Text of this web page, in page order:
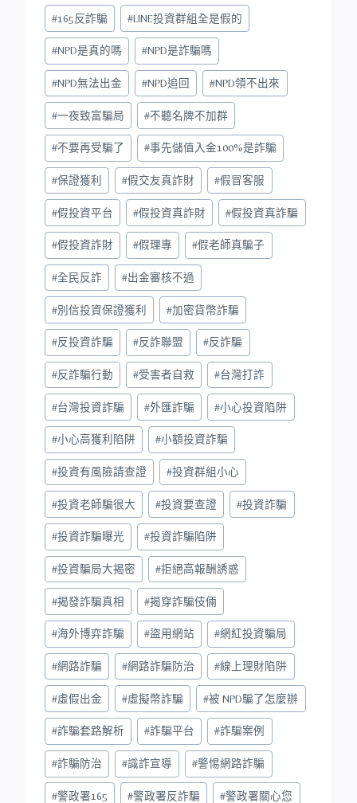
Post
Tags:
#165反詐騙 #LINE投資群組全是假的
#NPD是真的嗎 #NPD是詐騙嗎
#NPD無法出金 #NPD追回 #NPD領不出來
#一夜致富騙局 #不聽名牌不加群
#不要再受騙了 #事先儲值入金100%是詐騙
#保證獲利 #假交友真詐財 #假冒客服
#假投資平台 #假投資真詐財 #假投資真詐騙
#假投資詐財 #假理專 #假老師真騙子
#全民反詐 #出金審核不過
#別信投資保證獲利 #加密貨幣詐騙
#反投資詐騙 #反詐聯盟 #反詐騙
#反詐騙行動 #受害者自救 #台灣打詐
#台灣投資詐騙 #外匯詐騙 #小心投資陷阱
#小心高獲利陷阱 #小額投資詐騙
#投資有風險請查證 #投資群組小心
#投資老師騙很大 #投資要查證 #投資詐騙
#投資詐騙曝光 #投資詐騙陷阱
#投資騙局大揭密 #拒絕高報酬誘惑
#揭發詐騙真相 #揭穿詐騙伎倆
#海外博弈詐騙 #盜用網站 #網紅投資騙局
#網路詐騙 #網路詐騙防治 #線上理財陷阱
#虛假出金 #虛擬幣詐騙 #被 NPD騙了怎麼辦
#詐騙套路解析 #詐騙平台 #詐騙案例
#詐騙防治 #識詐宣導 #警惕網路詐騙
#警政署165 #警政署反詐騙 #警政署關心您